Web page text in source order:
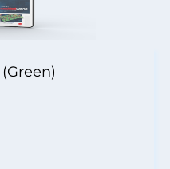
(Green)